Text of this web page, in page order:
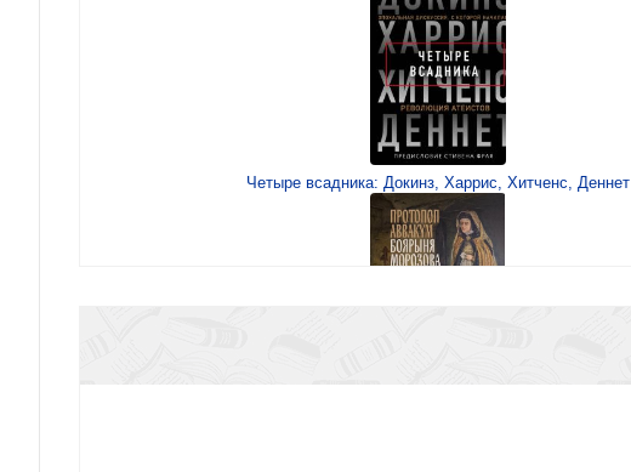
Четыре всадника: Докинз, Харрис, Хитченс, Деннет